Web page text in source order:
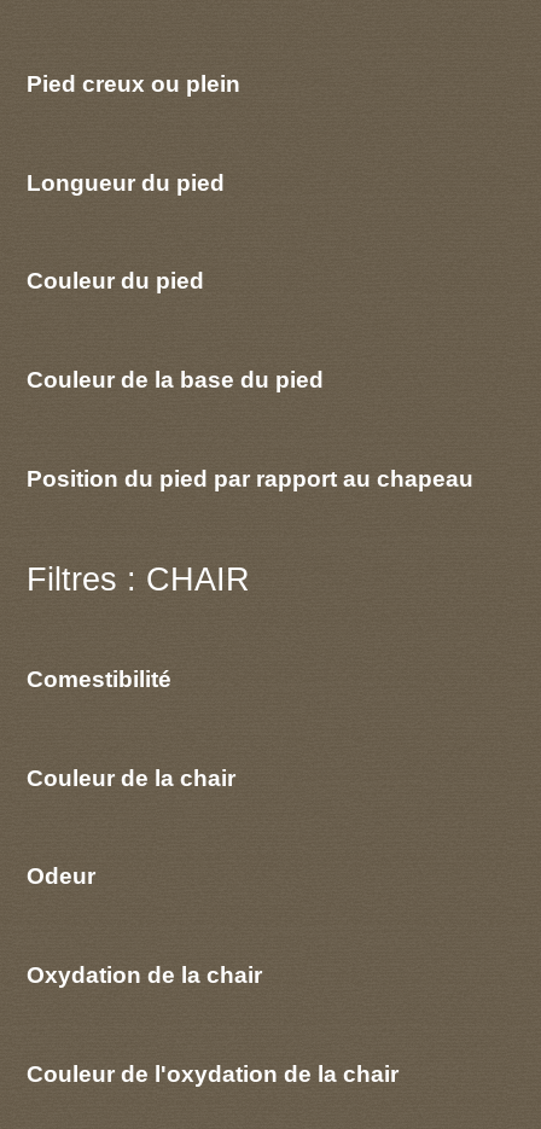
Pied creux ou plein
Longueur du pied
Couleur du pied
Couleur de la base du pied
Position du pied par rapport au chapeau
Filtres : CHAIR
Comestibilité
Couleur de la chair
Odeur
Oxydation de la chair
Couleur de l'oxydation de la chair